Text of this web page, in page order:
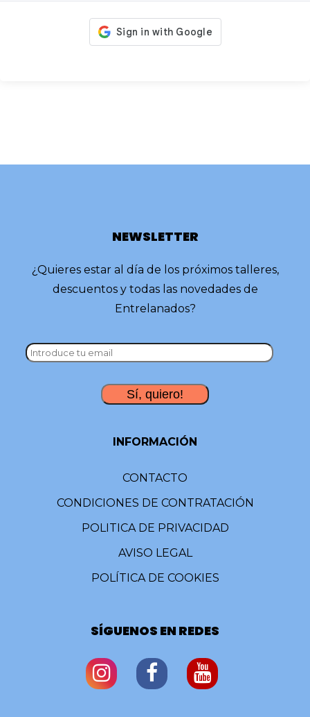
NEWSLETTER
¿Quieres estar al día de los próximos talleres,
descuentos y todas las novedades de
Entrelanados?
INFORMACIÓN
CONTACTO
CONDICIONES DE CONTRATACIÓN
POLITICA DE PRIVACIDAD
AVISO LEGAL
POLÍTICA DE COOKIES
SÍGUENOS EN REDES